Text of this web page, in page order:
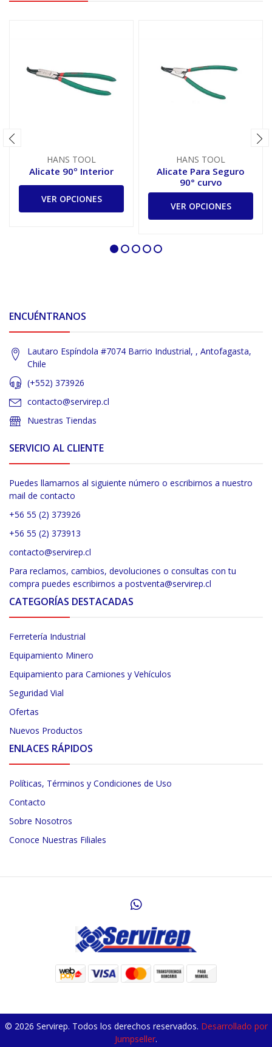
HANS TOOL
Alicate 90º Interior
VER OPCIONES
HANS TOOL
Alicate Para Seguro
90° curvo
VER OPCIONES
ENCUÉNTRANOS
Lautaro Espíndola #7074 Barrio Industrial, , Antofagasta,
Chile
(+552) 373926
contacto@servirep.cl
Nuestras Tiendas
SERVICIO AL CLIENTE
Puedes llamarnos al siguiente número o escribirnos a nuestro
mail de contacto
+56 55 (2) 373926
+56 55 (2) 373913
contacto@servirep.cl
Para reclamos, cambios, devoluciones o consultas con tu
compra puedes escribirnos a postventa@servirep.cl
CATEGORÍAS DESTACADAS
Ferretería Industrial
Equipamiento Minero
Equipamiento para Camiones y Vehículos
Seguridad Vial
Ofertas
Nuevos Productos
ENLACES RÁPIDOS
Políticas, Términos y Condiciones de Uso
Contacto
Sobre Nosotros
Conoce Nuestras Filiales
© 2026 Servirep. Todos los derechos reservados. Desarrollado por
Jumpseller.